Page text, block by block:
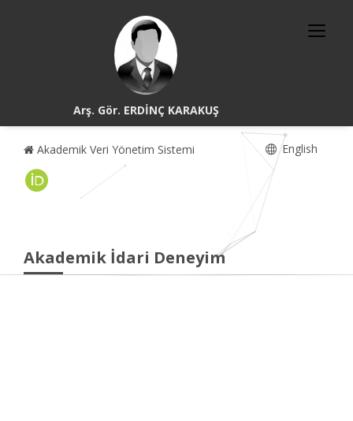
Arş. Gör. ERDİNÇ KARAKUŞ
Akademik Veri Yönetim Sistemi English
Akademik İdari Deneyim